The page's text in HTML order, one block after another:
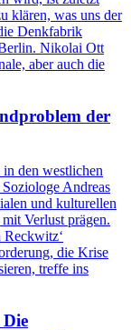
klären, was uns der
Denkfabrik
Nikolai Ott
aber auch die
der
in den westlichen
Andreas
und kulturellen
Verlust prägen.
Reckwitz‘
die Krise
treffe ins